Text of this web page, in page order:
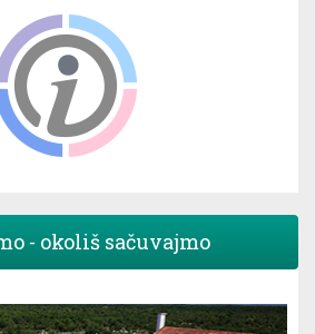
- okoliš sačuvajmo